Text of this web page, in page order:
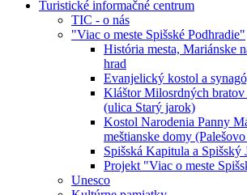
Turistické informačné centrum
TIC - o nás
"Viac o meste Spišské Podhradie"
História mesta, Mariánske
hrad
Evanjelický kostol a
Kláštor Milosrdných bratov
(ulica Starý jarok)
Kostol Narodenia Panny
meštianske domy
Spišská Kapitula a Spišský
Projekt "Viac o meste
Unesco